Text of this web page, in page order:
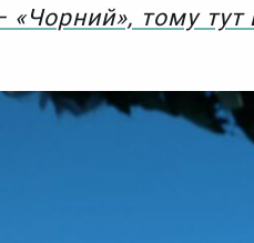
тому тут